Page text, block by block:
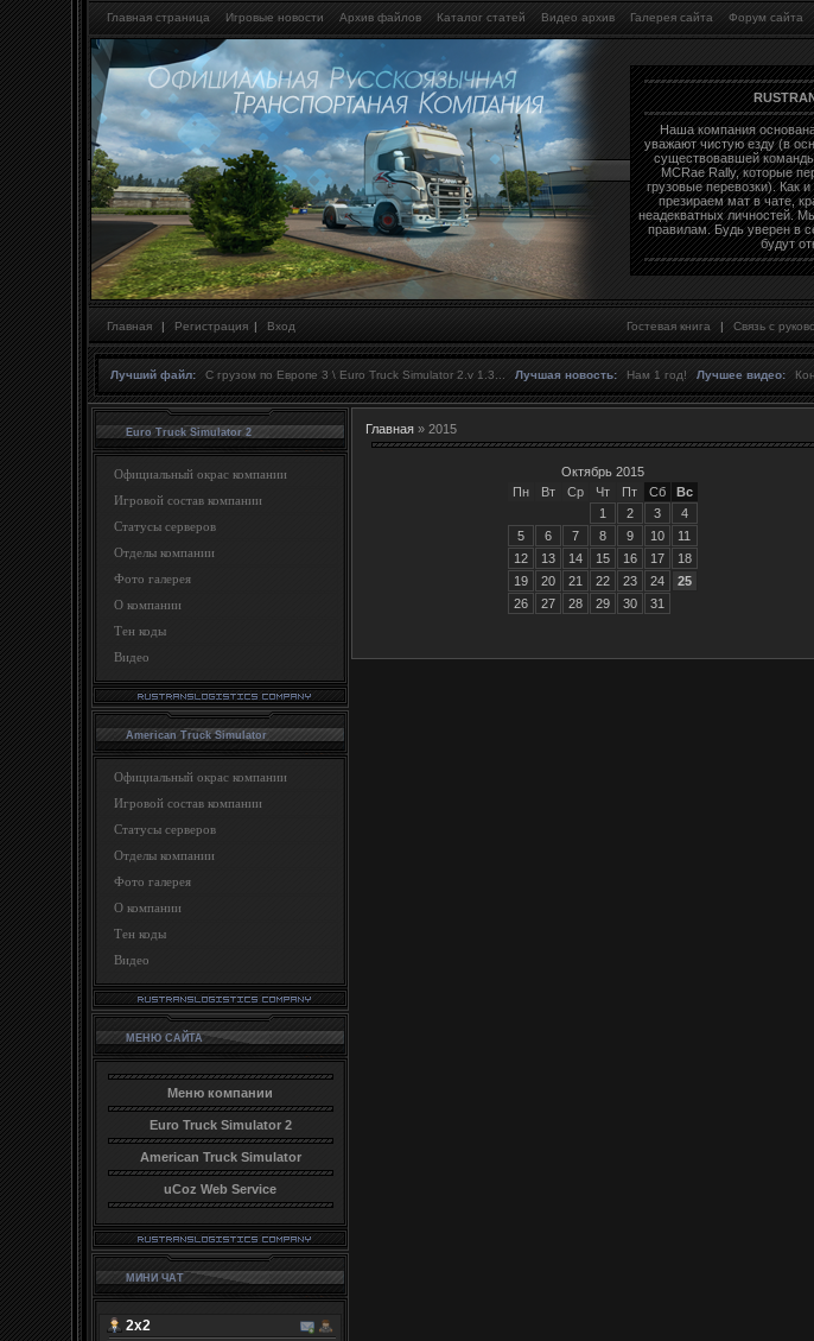
Главная страница Игровые новости Архив файлов Каталог статей Видео архив Галерея сайта Форум сайта
Наша компания
уважают чистую езду (в
существовавшей
MCRae Rally, которые
грузовые перевозки). Как
презираем мат в чате,
неадекватных личностей.
правилам. Будь уверен в
будут
Главная | Регистрация | Вход Гостевая книга | Связь с
Лучший файл: С грузом по Европе 3 \ Euro Truck Simulator 2.v 1.3... Лучшая новость: Нам 1 год! Лучшее видео:
Euro Truck Simulator 2
Официальный окрас компании
Игровой состав компании
Статусы серверов
Отделы компании
Фото галерея
О компании
Тен коды
Видео
American Truck Simulator
Официальный окрас компании
Игровой состав компании
Статусы серверов
Отделы компании
Фото галерея
О компании
Тен коды
Видео
МЕНЮ САЙТА
Меню компании
Euro Truck Simulator 2
American Truck Simulator
uCoz Web Service
МИНИ ЧАТ
Главная » 2015
Октябрь 2015
Пн
Вт Ср Чт Пт Сб
Вс
1
2 3
4
5
6 7 8 9 10
11
12
13 14 15 16 17
18
19
20 21 22 23 24
25
26
27 28 29 30 31